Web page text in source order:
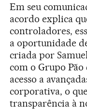
Em seu
acordo explica
controladores,
a oportunidade
criada por
com o Grupo
acesso a
corporativa, o
transparência à